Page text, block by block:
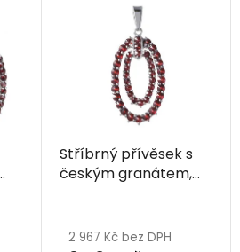
Stříbrný přívěsek s
českým granátem,
2 967 Kč bez DPH